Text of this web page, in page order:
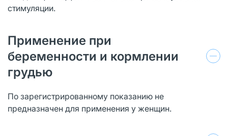
стимуляции.
Применение при
беременности и кормлении
грудью
По зарегистрированному показанию не
предназначен для применения у женщин.